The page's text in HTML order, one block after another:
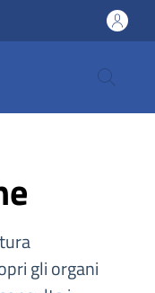
gli organi